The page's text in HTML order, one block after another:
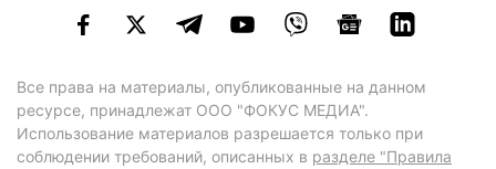
Все права на материалы, опубликованные на данном
ресурсе, принадлежат ООО "ФОКУС МЕДИА".
Использование материалов разрешается только при
соблюдении требований, описанных в разделе "Правила